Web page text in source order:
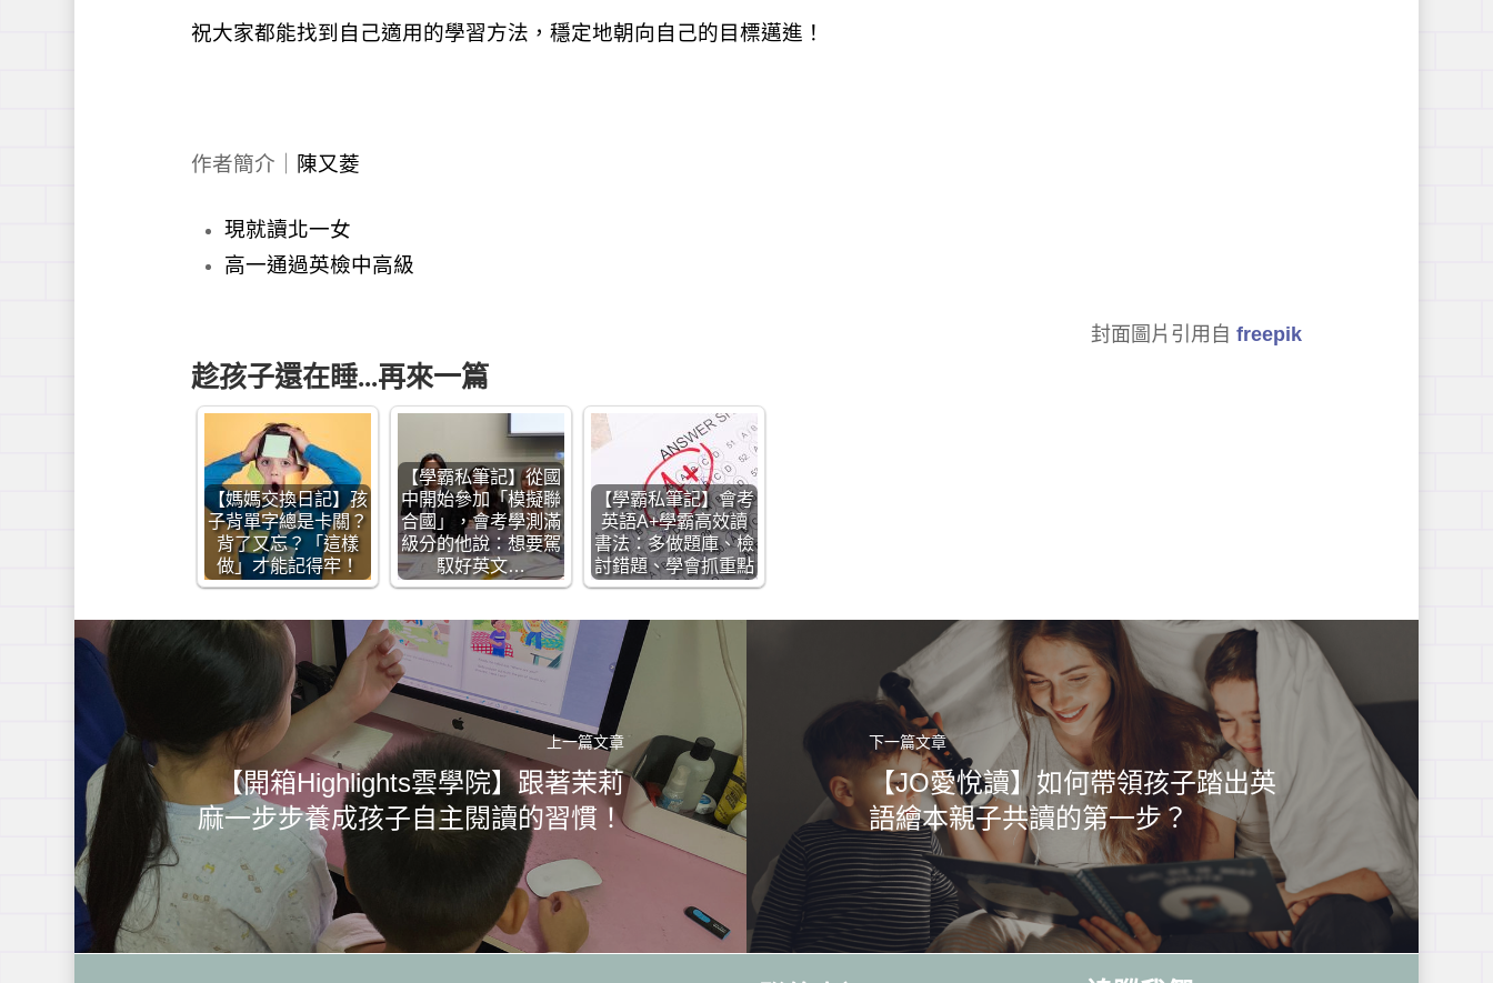
祝大家都能找到自己適用的學習方法，穩定地朝向自己的目標邁進！
作者簡介｜ 陳又菱
現就讀北一女
高一通過英檢中高級
封面圖片引用自 freepik
趁孩子還在睡...再來一篇
【媽媽交換日記】孩
子背單字總是卡關？
背了又忘？「這樣
做」才能記得牢！
【學霸私筆記】從國
中開始參加「模擬聯
合國」，會考學測滿
級分的他說：想要駕
馭好英文…
【學霸私筆記】會考
英語A+學霸高效讀
書法：多做題庫、檢
討錯題、學會抓重點
上一篇文章
【開箱Highlights雲學院】跟著茉莉
麻一步步養成孩子自主閱讀的習慣！
下一篇文章
【JO愛悅讀】如何帶領孩子踏出英
語繪本親子共讀的第一步？